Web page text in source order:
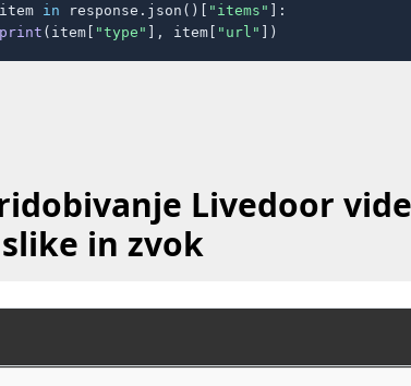
in response.json()[ "items" ]:
print (item[ "type" ], item[ "url" ])
Livedoor
in zvok